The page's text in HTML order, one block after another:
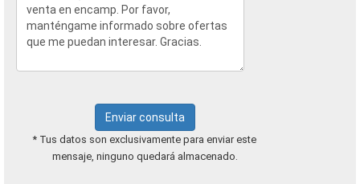
Enviar consulta
* Tus datos son exclusivamente para enviar este
mensaje, ninguno quedará almacenado.